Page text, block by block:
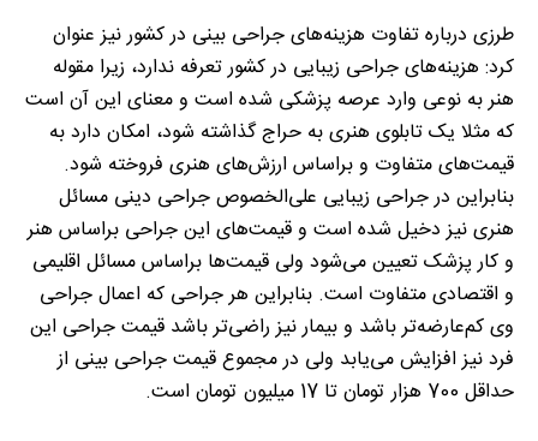
طرزی درباره تفاوت هزینه‌های جراحی بینی در کشور نیز عنوان
کرد: هزینه‌های جراحی زیبایی در کشور تعرفه ندارد، زیرا مقوله
هنر به نوعی وارد عرصه پزشکی شده است و معنای این آن است
که مثلا یک تابلوی هنری به حراج گذاشته شود، امکان دارد به
قیمت‌های متفاوت و براساس ارزش‌های هنری فروخته شود.
بنابراین در جراحی زیبایی علی‌الخصوص جراحی دینی مسائل
هنری نیز دخیل شده است و قیمت‌های این جراحی براساس هنر
و کار پزشک تعیین می‌شود ولی قیمت‌ها براساس مسائل اقلیمی
و اقتصادی متفاوت است. بنابراین هر جراحی که اعمال جراحی
وی کم‌عارضه‌تر باشد و بیمار نیز راضی‌‌تر باشد قیمت جراحی این
فرد نیز افزایش می‌یابد ولی در مجموع قیمت جراحی بینی از
حداقل 700 هزار تومان تا 17 میلیون تومان است.